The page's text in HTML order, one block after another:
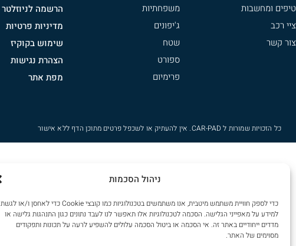
ניהול הסכמות
כדי לספק חוויית משתמש מיטבית, אנו משתמשים בטכנולוגיות כמו קובצי Cookie כדי לאחסן ו/או לגשת
למידע על מאפייני הגלישה. הסכמה לטכנולוגיות אלו תאפשר לנו לעבד נתונים כגון התנהגות גלישה או
מדדים ייחודיים באתר זה. אי הסכמה או ביטול הסכמה עלולים להשפיע לרעה על תכונות ותפקודים
מסוימים של האתר.
טיפים ומחשבות
ציי רכב
צור קשר
משפחתיות
ג'יפונים
שטח
ספורט
פרימיום
הרשמה לניוזלטר
מדיניות פרטיות
שימוש בקוקיז
הצהרת נגישות
מפת אתר
כל הזכויות שמורות לCAR-PAD. אין להעתיק או לשכפל פרטים מתוכן הדף ללא אישור